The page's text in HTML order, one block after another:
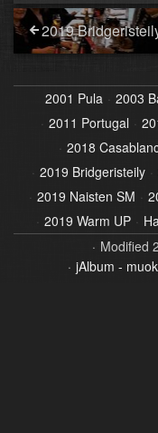
2019
2001 Pula 2003
2011 Portugal
2018
2019 Bridgeristeily
2019 Naisten SM
2019 Warm UP
Modified
jAlbum -